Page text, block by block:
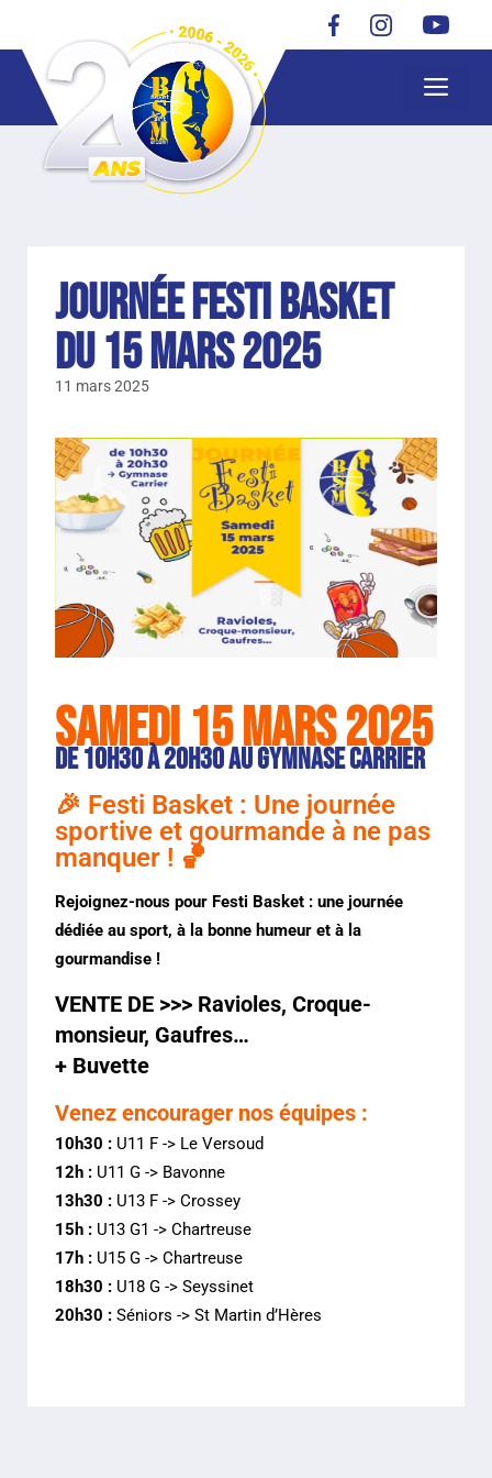
Journée Festi Basket
du 15 mars 2025
11 mars 2025
Samedi 15 mars 2025
de 10h30 à 20h30 au gymnase Carrier
🎉 Festi Basket : Une journée
sportive et gourmande à ne pas
manquer ! 🏀
Rejoignez-nous pour Festi Basket : une journée
dédiée au sport, à la bonne humeur et à la
gourmandise !
VENTE DE >>> Ravioles, Croque-
monsieur, Gaufres…
+ Buvette
Venez encourager nos équipes :
10h30 : U11 F -> Le Versoud
12h : U11 G -> Bavonne
13h30 : U13 F -> Crossey
15h : U13 G1 -> Chartreuse
17h : U15 G -> Chartreuse
18h30 : U18 G -> Seyssinet
20h30 : Séniors -> St Martin d’Hères